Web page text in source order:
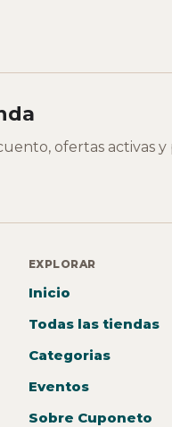
ofertas activas
EXPLORAR
Inicio
Todas las tiendas
Categorias
Eventos
Sobre Cuponeto